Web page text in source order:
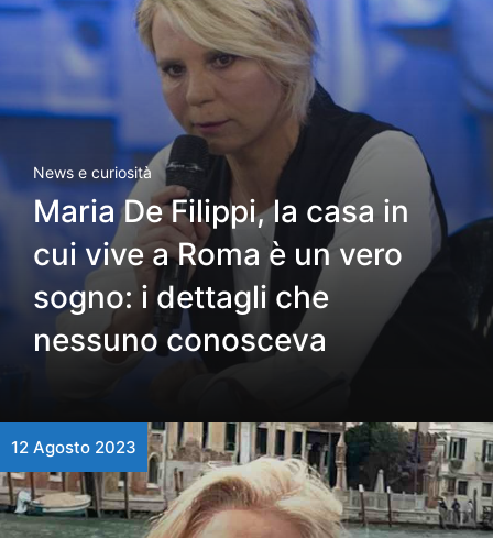
News e curiosità
Maria De Filippi, la casa in
cui vive a Roma è un vero
sogno: i dettagli che
nessuno conosceva
12 Agosto 2023